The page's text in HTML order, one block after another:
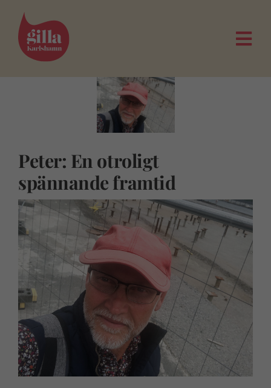
innehållet
Peter: En otroligt
spännande framtid